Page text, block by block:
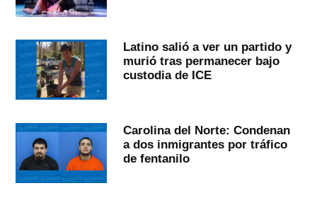
Latino salió a ver un partido y
murió tras permanecer bajo
custodia de ICE
Carolina del Norte: Condenan
a dos inmigrantes por tráfico
de fentanilo